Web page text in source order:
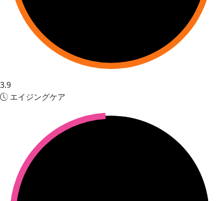
3.9
エイジングケア